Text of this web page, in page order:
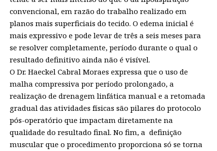
convencional, em razão do trabalho realizado em
planos mais superficiais do tecido. O edema inicial é
mais expressivo e pode levar de três a seis meses para
se resolver completamente, período durante o qual o
resultado definitivo ainda não é visível.
O Dr. Haeckel Cabral Moraes expressa que o uso de
malha compressiva por período prolongado, a
realização de drenagem linfática manual e a retomada
gradual das atividades físicas são pilares do protocolo
pós-operatório que impactam diretamente na
qualidade do resultado final. No fim, a definição
muscular que o procedimento proporciona só se torna